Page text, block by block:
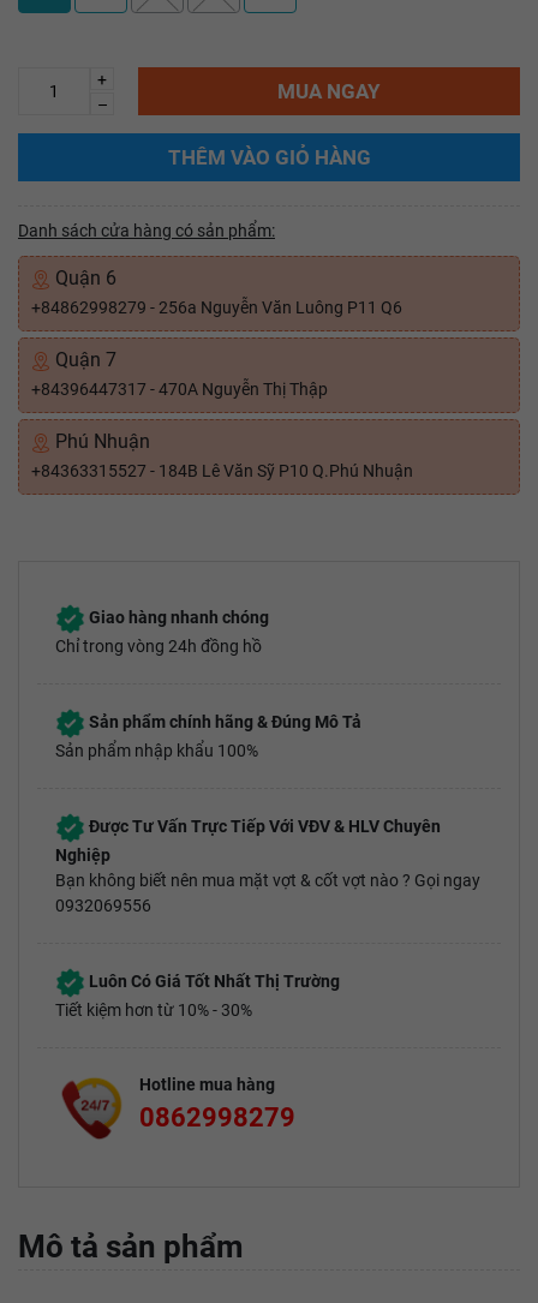
+
–
MUA NGAY
THÊM VÀO GIỎ HÀNG
Danh sách cửa hàng có sản phẩm:
Quận 6
+84862998279 - 256a Nguyễn Văn Luông P11 Q6
Quận 7
+84396447317 - 470A Nguyễn Thị Thập
Phú Nhuận
+84363315527 - 184B Lê Văn Sỹ P10 Q.Phú Nhuận
Giao hàng nhanh chóng
Chỉ trong vòng 24h đồng hồ
Sản phẩm chính hãng & Đúng Mô Tả
Sản phẩm nhập khẩu 100%
Được Tư Vấn Trực Tiếp Với VĐV & HLV Chuyên
Nghiệp
Bạn không biết nên mua mặt vợt & cốt vợt nào ? Gọi ngay
0932069556
Luôn Có Giá Tốt Nhất Thị Trường
Tiết kiệm hơn từ 10% - 30%
Hotline mua hàng
0862998279
Mô tả sản phẩm